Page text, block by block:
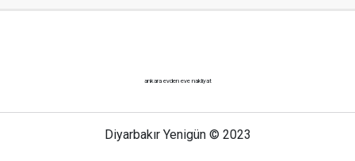
ankara evden eve nakliyat
Diyarbakır Yenigün © 2023